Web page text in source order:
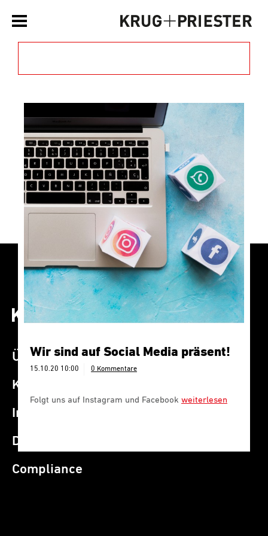
Wir sind auf Social Media präsent!
15.10.20 10:00 0 Kommentare
Folgt uns auf Instagram und Facebook weiterlesen
Über K+P
Kontakt
Impressum
Datenschutz
Compliance